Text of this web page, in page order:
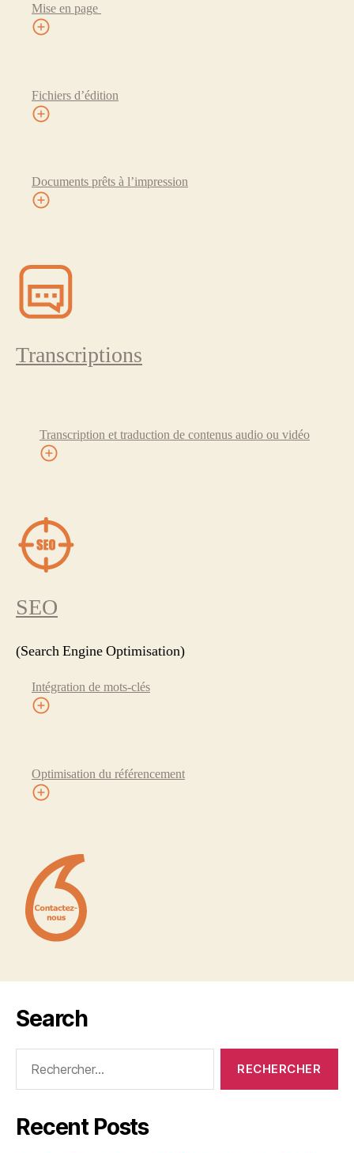
Mise en page
Fichiers d’édition
Documents prêts à l’impression
Transcriptions
Transcription et traduction de contenus audio ou vidéo
SEO
(Search Engine Optimisation)
Intégration de mots-clés
Optimisation du référencement
Search
Recent Posts